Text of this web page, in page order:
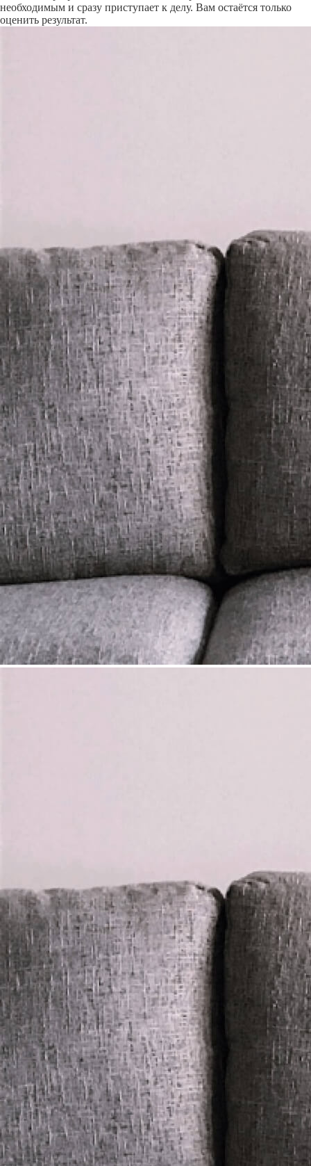
необходимым и сразу приступает к делу. Вам остаётся только
оценить результат.